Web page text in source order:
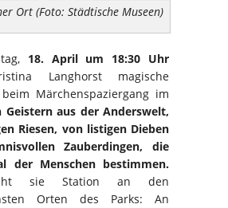
Ort (Foto: Städtische Museen)
18. April um 18:30 Uhr
Langhorst magische
Märchenspaziergang im
Geistern aus der Anderswelt,
Riesen, von listigen Dieben
Zauberdingen, die
der Menschen bestimmen.
sie Station an den
Orten des Parks: An